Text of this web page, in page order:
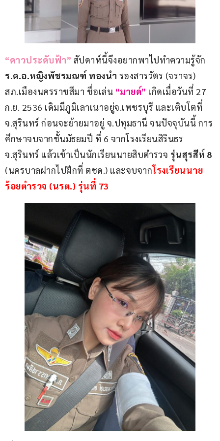
“ดาวประดับฟ้า” สัปดาห์นี้จึงอยากพาไปทำความรู้จัก
ร.ต.อ.หญิงพัชรมณฑ์ ทองนำ รองสารวัตร (จราจร)
สภ.เมืองนครราชสีมา ชื่อเล่น “มายด์” เกิดเมื่อวันที่ 27
ก.ย. 2536 เดิมมีภูมิเลาเนาอยู่จ.เพชรบุรี และเติบโตที่
จ.สุรินทร์ ก่อนจะย้ายมาอยู่ จ.ปทุมธานี จนปัจจุบันนี้ การ
ศึกษาจบจากชั้นมัธยมปี ที่ 6 จากโรงเรียนสิรินธร
จ.สุรินทร์ แล้วเข้าเป็นนักเรียนนายสิบตำรวจ รุ่นสุรสีห์ 8
(นครบาลฝากไปฝึกที่ ตชด.) และจบจากโรงเรียนนาย
ร้อยตำรวจ (นรต.) รุ่นที่ 73